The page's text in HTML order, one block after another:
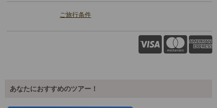
ご旅行条件
あなたにおすすめのツアー！